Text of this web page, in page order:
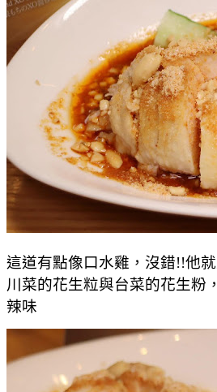
這道有點像口水雞，沒錯!!他
川菜的花生粒與台菜的花生粉
辣味